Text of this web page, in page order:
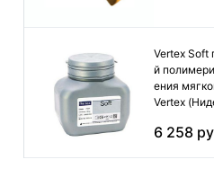
Vertex Soft
й
ения
Vertex
6 258